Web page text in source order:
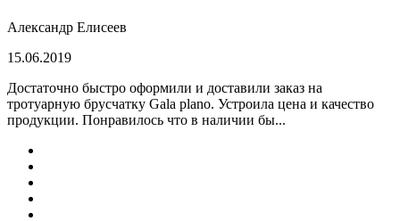
Александр Елисеев
15.06.2019
Достаточно быстро оформили и доставили заказ на
тротуарную брусчатку Gala plano. Устроила цена и качество
продукции. Понравилось что в наличии бы...